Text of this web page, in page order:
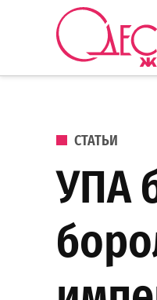
Перейти к содержанию
СТАТЬИ
УПА